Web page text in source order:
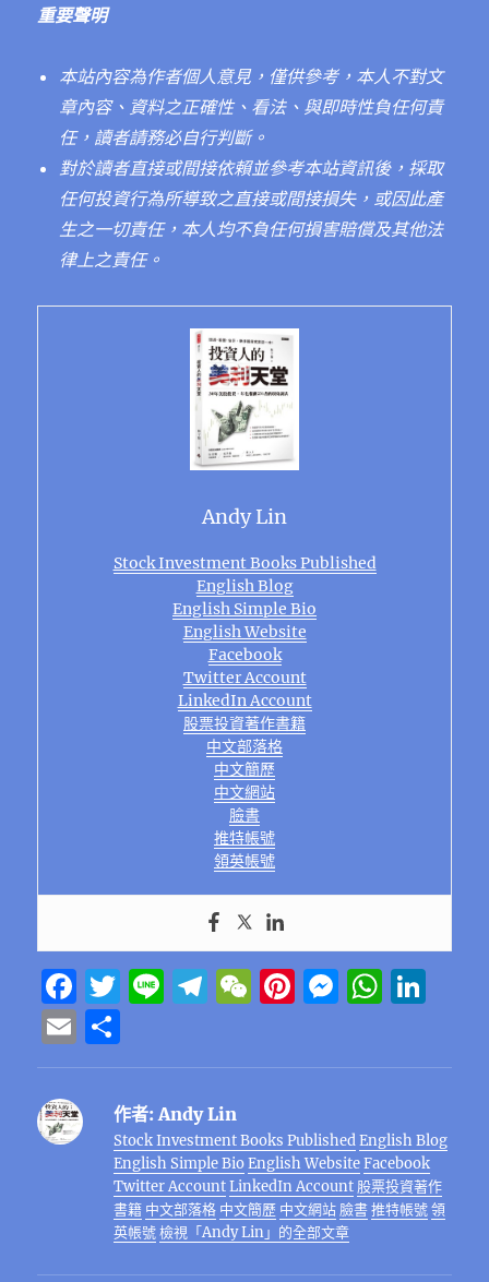
重要聲明
本站內容為作者個人意見，僅供參考，本人不對文
章內容、資料之正確性、看法、與即時性負任何責
任，讀者請務必自行判斷。
對於讀者直接或間接依賴並參考本站資訊後，採取
任何投資行為所導致之直接或間接損失，或因此產
生之一切責任，本人均不負任何損害賠償及其他法
律上之責任。
Andy Lin
Stock Investment Books Published
English Blog
English Simple Bio
English Website
Facebook
Twitter Account
LinkedIn Account
股票投資著作書籍
中文部落格
中文簡歷
中文網站
臉書
推特帳號
領英帳號
F
a
c
b
T
it
r
Li
e
T
e
r
a
m
W
C
at
Pi
te
st
M
ss
n
g
er
W
at
A
p
p
k
d
I
n
E
m
ai
l
享
作者:Andy Lin
Stock Investment Books Published English Blog
English Simple Bio English Website Facebook
Twitter Account LinkedIn Account 股票投資著作
書籍 中文部落格 中文簡歷 中文網站 臉書 推特帳號 領
英帳號 檢視「Andy Lin」的全部文章